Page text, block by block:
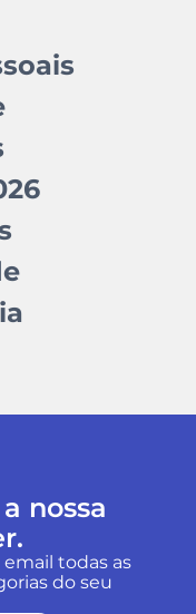
nossa
todas as
do seu